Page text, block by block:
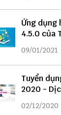
Ứng dụng
4.5.0 của
09/01/2021
Tuyển
2020 -
02/12/2020